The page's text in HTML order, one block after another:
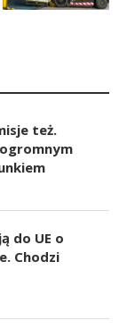
też.
do UE o
Chodzi